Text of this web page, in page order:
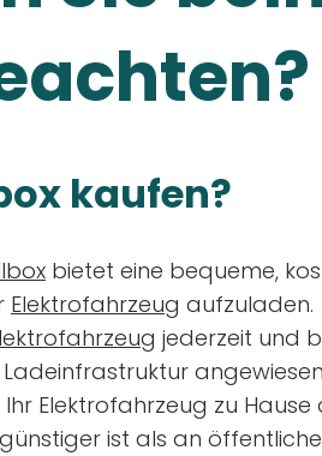
kaufen?
bietet eine bequeme,
Elektrofahrzeug aufzuladen.
jederzeit und
angewiesen
Ihr Elektrofahrzeug zu
ist als an